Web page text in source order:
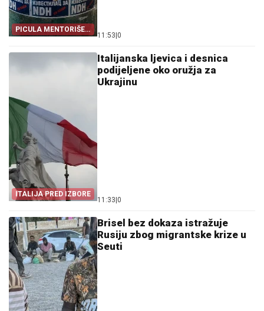
PICULA MENTORIŠE
BLOKADERE
11:53 0
ITALIJA PRED IZBORE
Italijanska ljevica i desnica
podijeljene oko oružja za
Ukrajinu
11:33 0
Brisel bez dokaza istražuje
Rusiju zbog migrantske krize u
Seuti